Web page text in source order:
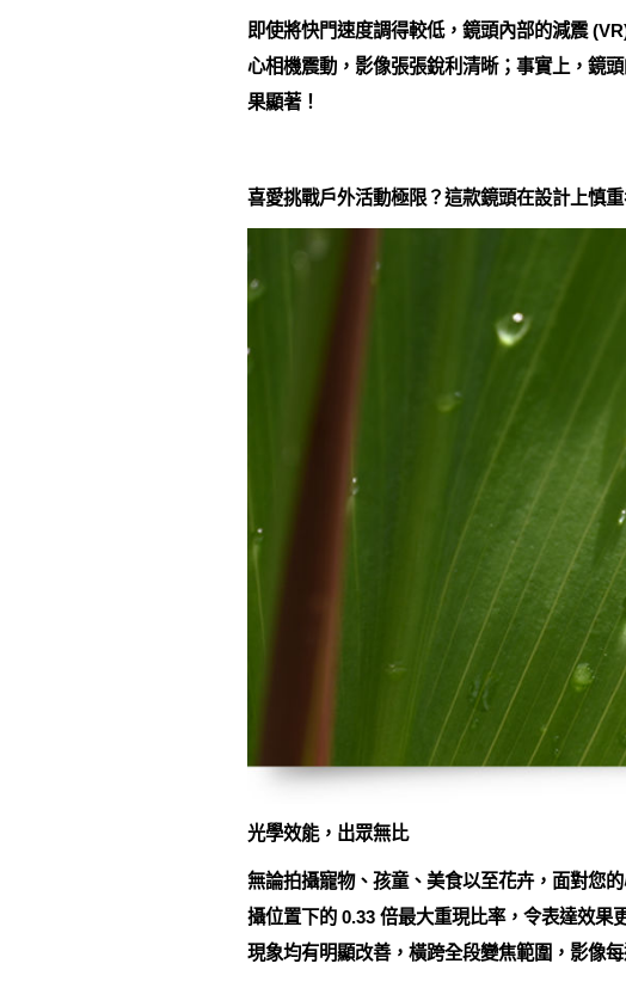
即使將快門速度調得較低，鏡頭內部的減震
心相機震動，影像張張銳利清晰；事實上，鏡
果顯著！
喜愛挑戰戶外活動極限？這款鏡頭在設計上慎
光學效能，出眾無比
無論拍攝寵物、孩童、美食以至花卉，面對您
攝位置下的 0.33 倍最大重現比率，令表達效
現象均有明顯改善，橫跨全段變焦範圍，影像